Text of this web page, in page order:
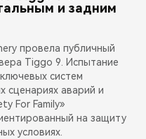
и задним
провела публичный
Tiggo 9. Испытание
систем
сценариях аварий и
For Family»
на защиту
условиях.